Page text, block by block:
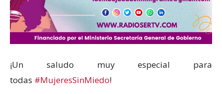
¡Un saludo muy especial para
todas #MujeresSinMiedo!